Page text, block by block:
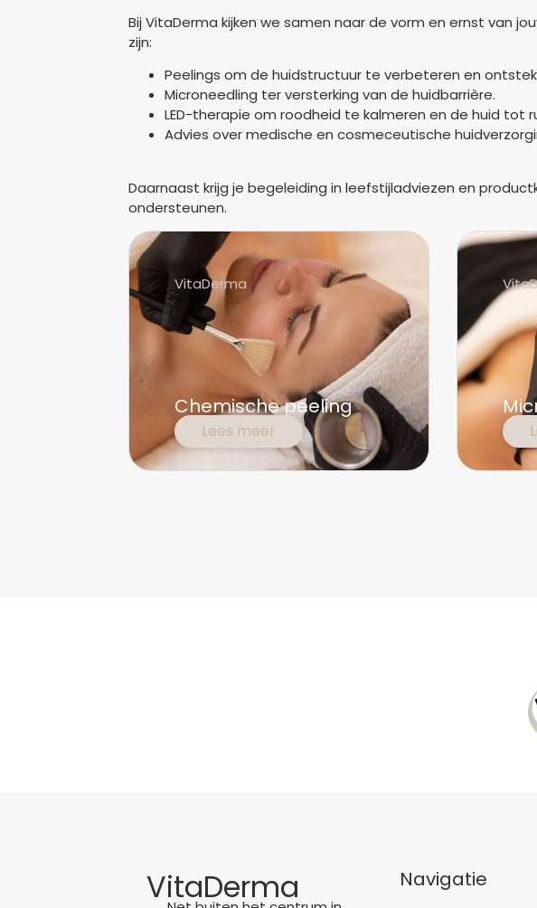
Bij VitaDerma kijken we samen naar de vorm en ernst van
zijn:
Peelings om de huidstructuur te verbeteren en
Microneedling ter versterking van de huidbarrière.
LED-therapie om roodheid te kalmeren en de huid tot
Advies over medische en cosmeceutische
Daarnaast krijg je begeleiding in leefstijladviezen en
ondersteunen.
VitaDerma
Chemische peeling
Lees meer
VitaDerma Navigatie